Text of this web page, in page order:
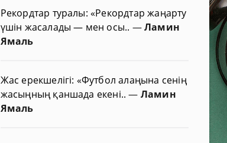
Рекордтар туралы: «Рекордтар жаңарту
үшін жасалады — мен осы.. —Ламин
Ямаль
Жас ерекшелігі: «Футбол алаңына сенің
жасыңның қаншада екені..— Ламин
Ямаль